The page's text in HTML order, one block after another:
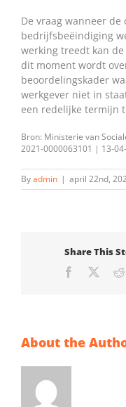
De vraag wanneer
bedrijfsbeëindiging
werking treedt kan
dit moment wordt
beoordelingskader
werkgever niet in
een redelijke termijn
Bron: Ministerie van
2021-0000063101 | 13-
Byadmin | april 22nd,
Share This
Facebook
About the